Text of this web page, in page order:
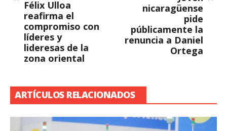
Félix Ulloa
reafirma el
compromiso con
líderes y
lideresas de la
zona oriental
nicaragüense
pide
públicamente la
renuncia a Daniel
Ortega
ARTÍCULOS RELACIONADOS